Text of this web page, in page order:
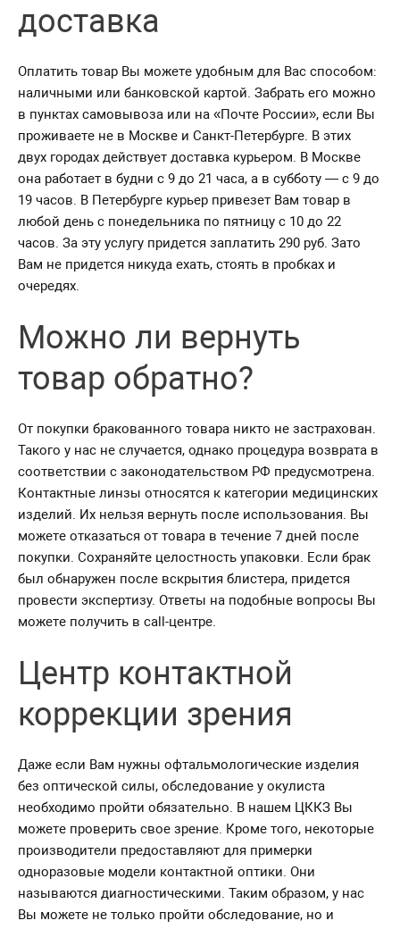
доставка
Оплатить товар Вы можете удобным для Вас способом:
наличными или банковской картой. Забрать его можно
в пунктах самовывоза или на «Почте России», если Вы
проживаете не в Москве и Санкт-Петербурге. В этих
двух городах действует доставка курьером. В Москве
она работает в будни с 9 до 21 часа, а в субботу — с 9 до
19 часов. В Петербурге курьер привезет Вам товар в
любой день с понедельника по пятницу с 10 до 22
часов. За эту услугу придется заплатить 290 руб. Зато
Вам не придется никуда ехать, стоять в пробках и
очередях.
Можно ли вернуть
товар обратно?
От покупки бракованного товара никто не застрахован.
Такого у нас не случается, однако процедура возврата в
соответствии с законодательством РФ предусмотрена.
Контактные линзы относятся к категории медицинских
изделий. Их нельзя вернуть после использования. Вы
можете отказаться от товара в течение 7 дней после
покупки. Сохраняйте целостность упаковки. Если брак
был обнаружен после вскрытия блистера, придется
провести экспертизу. Ответы на подобные вопросы Вы
можете получить в call-центре.
Центр контактной
коррекции зрения
Даже если Вам нужны офтальмологические изделия
без оптической силы, обследование у окулиста
необходимо пройти обязательно. В нашем ЦККЗ Вы
можете проверить свое зрение. Кроме того, некоторые
производители предоставляют для примерки
одноразовые модели контактной оптики. Они
называются диагностическими. Таким образом, у нас
Вы можете не только пройти обследование, но и